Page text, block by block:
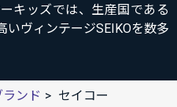
キッズでは、生産国である
ヴィンテージSEIKOを数多
ランド セイコー